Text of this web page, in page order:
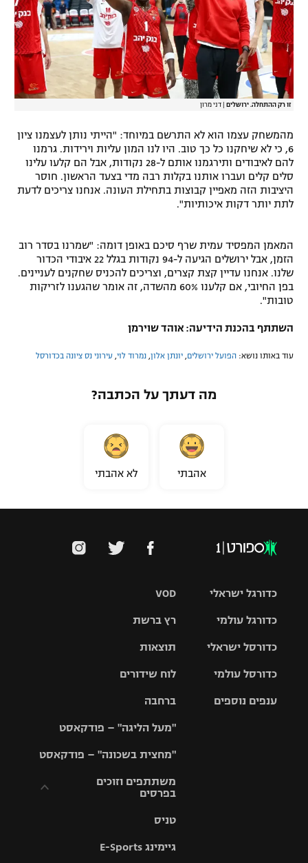
זו רק ההתחלה. ירושלים דני מרון
מהמשחק עצמו הוא לא התרשם במיוחד: "הייתי נותן לעצמנו ציון
6, כי לא שיחקנו כל כך טוב. היו לנו המון עליות וירידות. גרמנו
להם לאיבודים ותירגמנו אותם ל-28 נקודות, אבל הם קלעו עלינו
סלים קלים ועברו אותנו בקלות רבה מדי בצעד הראשון. חוסר
היציבות הזה מאפיין קבוצות בתחילת העונה. אנחנו צריכים לדעת
לתת יותר דקות איכותיות".
המאמן המפסיד עמית שרף סיכם באופן דומה: "שמרנו בסדר רוב
הזמן, אבל ירושלים הגיעה ל-94 נקודות בגלל 22 איבודי הכדור
שלנו. אנחנו עדיין קצת קצרים, וצריכים להכניס שחקנים לעניינים.
בפן החיובי, אם קלענו 60% מהשדה, זה אומר שהגענו לזריקות
טובות".
השתתף בהכנת הידיעה: אוהד שוירמן
עוד באותו נושא: הפועל ירושלים יונתן אלון נמרוד לוי עירוני נס ציונה בכדורסל
מה דעתך על הכתבה?
אהבתי לא אהבתי
VOD
רץ ברשת
תוצאות
לוח שידורים
ברחבה
"מעל הליגה" – פודקאסט
"מחצית בשכונה" – פודקאסט
משתתפים וזוכים
בפרסים
וזוכים בפרסים
טניס
גיימינג E-Sports
כדורגל ישראלי
גביע הטוטו
כדורגל עולמי
האלופות
ליגה
כדורסל ישראלי
סל
כדורסל עולמי
ענפים נוספים